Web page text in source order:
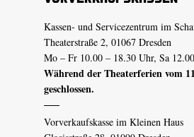
Kassen- und Servicezentrum im
Theaterstraße 2, 01067 Dresden
Mo – Fr 10.00 – 18.30 Uhr, Sa
Während der Theaterferien vom
geschlossen.
Vorverkaufskasse im Kleinen Haus